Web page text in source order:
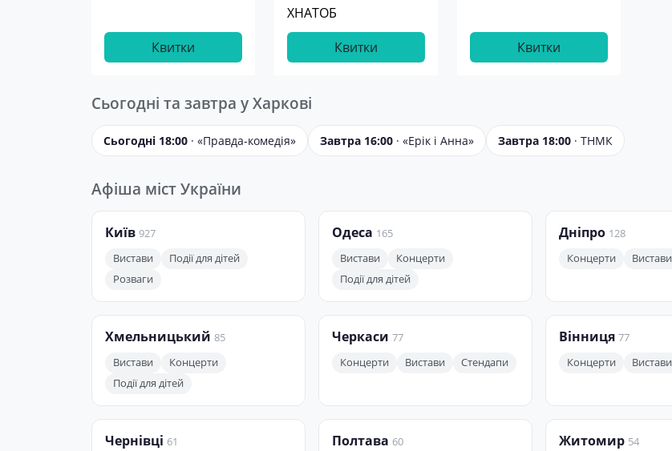
Квитки
ХНАТОБ
Квитки
Квитки
Сьогодні та завтра у Харкові
Сьогодні 18:00 · «Правда-комедія» Завтра 16:00 · «Ерік і Анна» Завтра 18:00 · ТНМК
Афіша міст України
Київ 927
Вистави
Події для дітей
Розваги
Одеса 165
Вистави
Концерти
Події для дітей
Дніпро 128
Концерти
Вистави
Хмельницький 85
Вистави
Концерти
Події для дітей
Черкаси 77
Концерти
Вистави Стендапи
Вінниця 77
Концерти
Вистави
Чернівці 61 Полтава 60 Житомир 54